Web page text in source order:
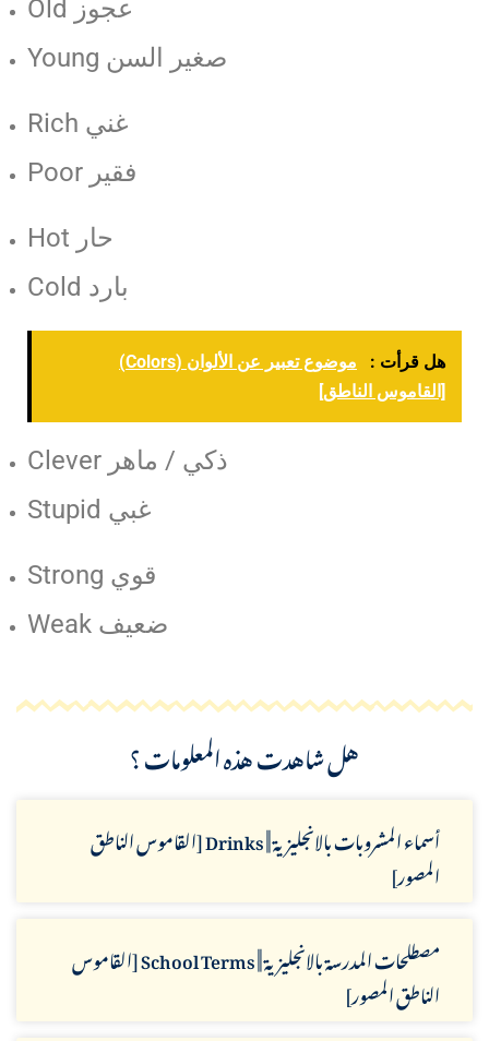
Old عجوز
Young صغير السن
Rich غني
Poor فقير
Hot حار
Cold بارد
هل قرأت :
موضوع تعبير عن الألوان (Colors)
[القاموس الناطق]
Clever ذكي / ماهر
Stupid غبي
Strong قوي
Weak ضعيف
هل شاهدت هذه المعلومات ؟
أسماء المشروبات بالانجليزية || Drinks [القاموس الناطق
المصور]
مصطلحات المدرسة بالانجليزية || School Terms [القاموس
الناطق المصور]